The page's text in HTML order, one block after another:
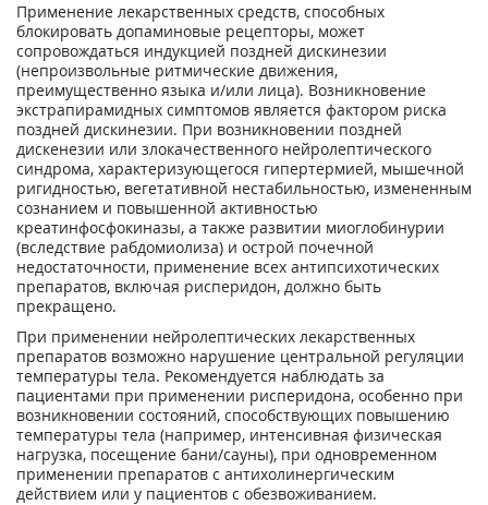
Применение лекарственных средств, способных
блокировать допаминовые рецепторы, может
сопровождаться индукцией поздней дискинезии
(непроизвольные ритмические движения,
преимущественно языка и/или лица). Возникновение
экстрапирамидных симптомов является фактором риска
поздней дискинезии. При возникновении поздней
дискенезии или злокачественного нейролептического
синдрома, характеризующегося гипертермией, мышечной
ригидностью, вегетативной нестабильностью, измененным
сознанием и повышенной активностью
креатинфосфокиназы, а также развитии миоглобинурии
(вследствие рабдомиолиза) и острой почечной
недостаточности, применение всех антипсихотических
препаратов, включая рисперидон, должно быть
прекращено.
При применении нейролептических лекарственных
препаратов возможно нарушение центральной регуляции
температуры тела. Рекомендуется наблюдать за
пациентами при применении рисперидона, особенно при
возникновении состояний, способствующих повышению
температуры тела (например, интенсивная физическая
нагрузка, посещение бани/сауны), при одновременном
применении препаратов с антихолинергическим
действием или у пациентов с обезвоживанием.